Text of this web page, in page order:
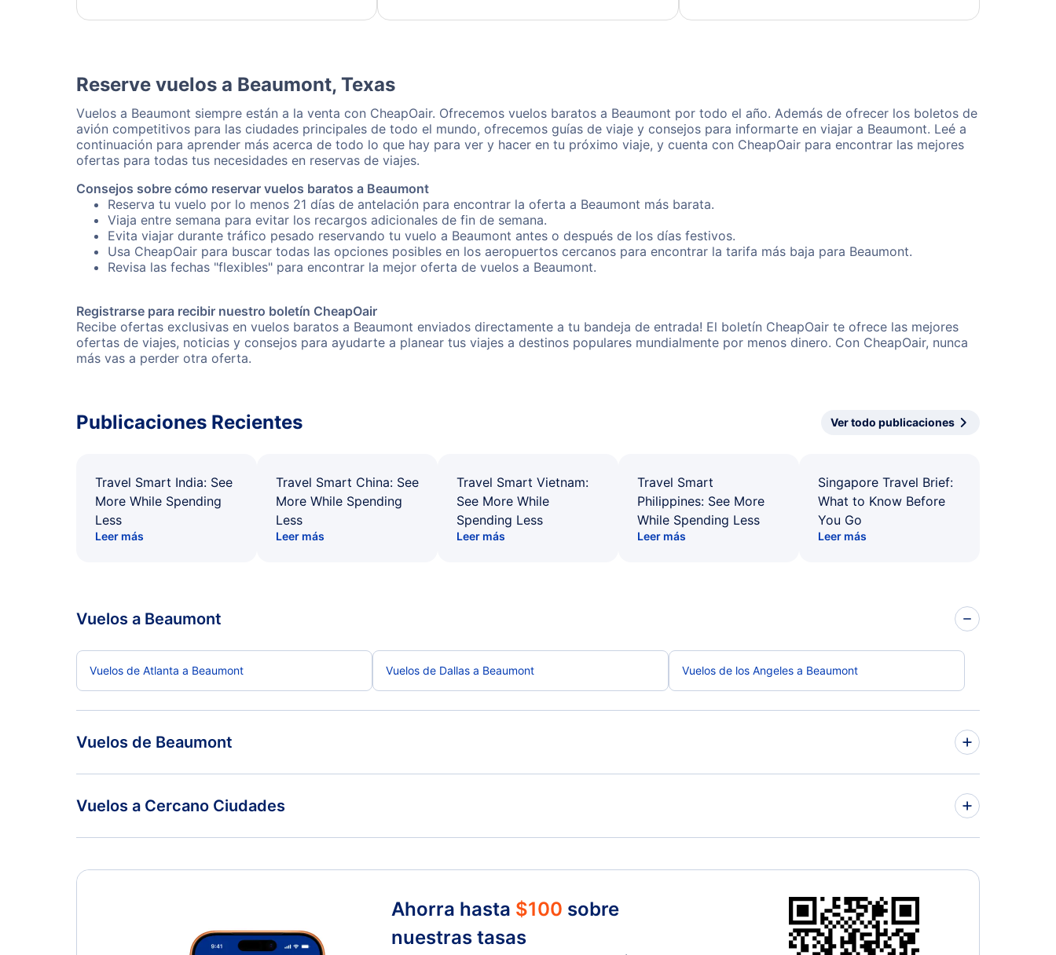
Reserve vuelos a Beaumont, Texas
Vuelos a Beaumont siempre están a la venta con CheapOair. Ofrecemos vuelos baratos a Beaumont por todo el año. Además de ofrecer los boletos de
avión competitivos para las ciudades principales de todo el mundo, ofrecemos guías de viaje y consejos para informarte en viajar a Beaumont. Leé a
continuación para aprender más acerca de todo lo que hay para ver y hacer en tu próximo viaje, y cuenta con CheapOair para encontrar las mejores
ofertas para todas tus necesidades en reservas de viajes.
Consejos sobre cómo reservar vuelos baratos a Beaumont
Reserva tu vuelo por lo menos 21 días de antelación para encontrar la oferta a Beaumont más barata.
Viaja entre semana para evitar los recargos adicionales de fin de semana.
Evita viajar durante tráfico pesado reservando tu vuelo a Beaumont antes o después de los días festivos.
Usa CheapOair para buscar todas las opciones posibles en los aeropuertos cercanos para encontrar la tarifa más baja para Beaumont.
Revisa las fechas "flexibles" para encontrar la mejor oferta de vuelos a Beaumont.
Registrarse para recibir nuestro boletín CheapOair
Recibe ofertas exclusivas en vuelos baratos a Beaumont enviados directamente a tu bandeja de entrada! El boletín CheapOair te ofrece las mejores
ofertas de viajes, noticias y consejos para ayudarte a planear tus viajes a destinos populares mundialmente por menos dinero. Con CheapOair, nunca
más vas a perder otra oferta.
Publicaciones Recientes Ver todo publicaciones
Travel Smart India: See
More While Spending
Less
Leer más
Travel Smart China: See
More While Spending
Less
Leer más
Travel Smart Vietnam:
See More While
Spending Less
Leer más
Travel Smart
Philippines: See More
While Spending Less
Leer más
Singapore Travel Brief:
What to Know Before
You Go
Leer más
Vuelos a Beaumont
Vuelos de Atlanta a Beaumont Vuelos de Dallas a Beaumont Vuelos de los Angeles a Beaumont
Vuelos de Beaumont
Vuelos de Beaumont a Bostón
Vuelos a Cercano Ciudades
Ahorra hasta $100 sobre
nuestras tasas